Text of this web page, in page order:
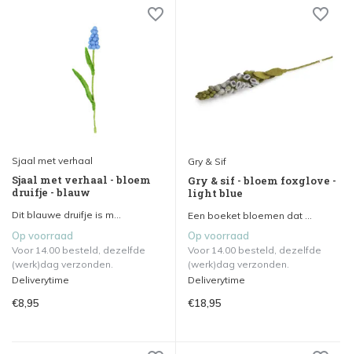
Sjaal met verhaal
Sjaal met verhaal - bloem
druifje - blauw
Dit blauwe druifje is m...
Op voorraad
Voor 14.00 besteld, dezelfde
(werk)dag verzonden.
Deliverytime
€8,95
Gry & Sif
Gry & sif - bloem foxglove -
light blue
Een boeket bloemen dat ...
Op voorraad
Voor 14.00 besteld, dezelfde
(werk)dag verzonden.
Deliverytime
€18,95